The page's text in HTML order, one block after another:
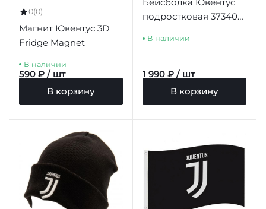
0(0)
Магнит Ювентус 3D
Fridge Magnet
В наличии
590 ₽ / шт
В корзину
Бейсболка Ювентус
подростковая 37340
В наличии
1 990 ₽ / шт
В корзину